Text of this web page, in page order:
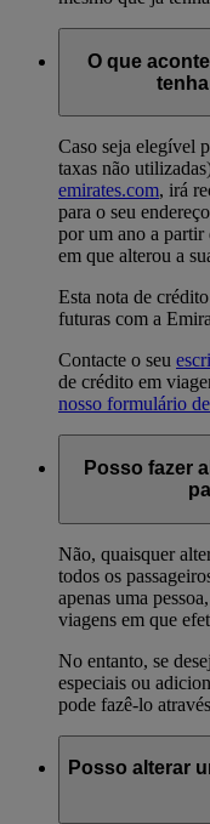
O que
Caso seja elegível
taxas não
emirates.com, irá
para o seu
por um ano a partir
em que alterou a
Esta nota de
futuras com a
Contacte o seu
de crédito em
nosso formulário
Posso fazer
Não, quaisquer
todos os
apenas uma
viagens em que
No entanto, se
especiais ou
pode fazê-lo
Posso alterar